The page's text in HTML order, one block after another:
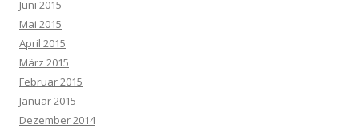
Juni 2015
Mai 2015
April 2015
März 2015
Februar 2015
Januar 2015
Dezember 2014